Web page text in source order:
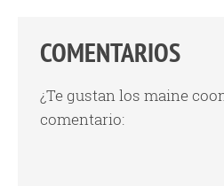
COMENTARIOS
¿Te gustan los maine
comentario: